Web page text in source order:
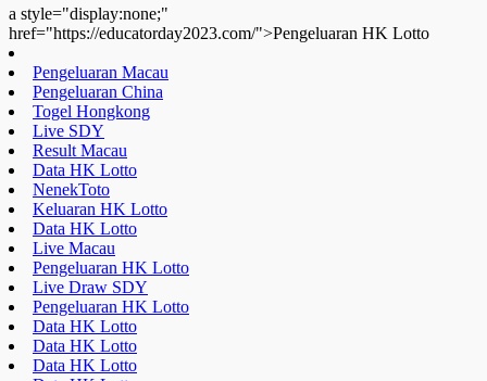
a style="display:none;"
href="https://educatorday2023.com/">Pengeluaran HK Lotto
Pengeluaran Macau
Pengeluaran China
Togel Hongkong
Live SDY
Result Macau
Data HK Lotto
NenekToto
Keluaran HK Lotto
Data HK Lotto
Live Macau
Pengeluaran HK Lotto
Live Draw SDY
Pengeluaran HK Lotto
Data HK Lotto
Data HK Lotto
Data HK Lotto